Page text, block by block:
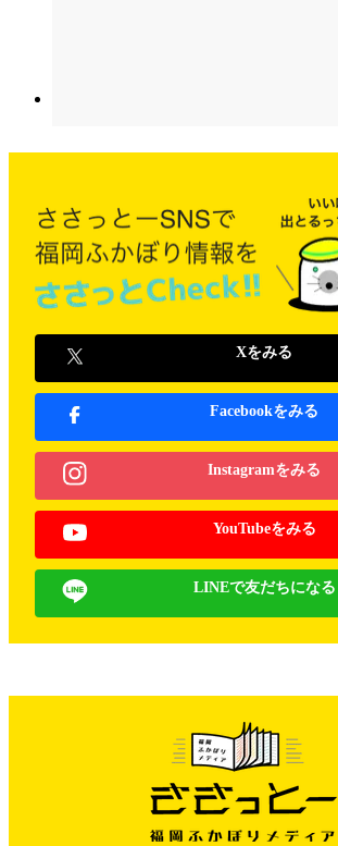
Xをみる
Facebookをみる
Instagramをみる
YouTubeをみる
LINEで友だちになる